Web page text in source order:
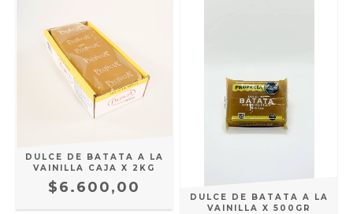
DULCE DE BATATA A LA
VAINILLA CAJA X 2KG
$6.600,00
DULCE DE BATATA A LA
VAINILLA X 500GR